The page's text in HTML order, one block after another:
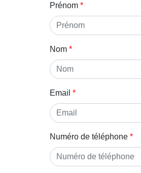
Prénom
Nom
Email
Numéro de téléphone